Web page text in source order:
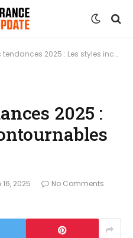
2025 : Les styles incontournables de l’année
2025 :
2025
No Comments